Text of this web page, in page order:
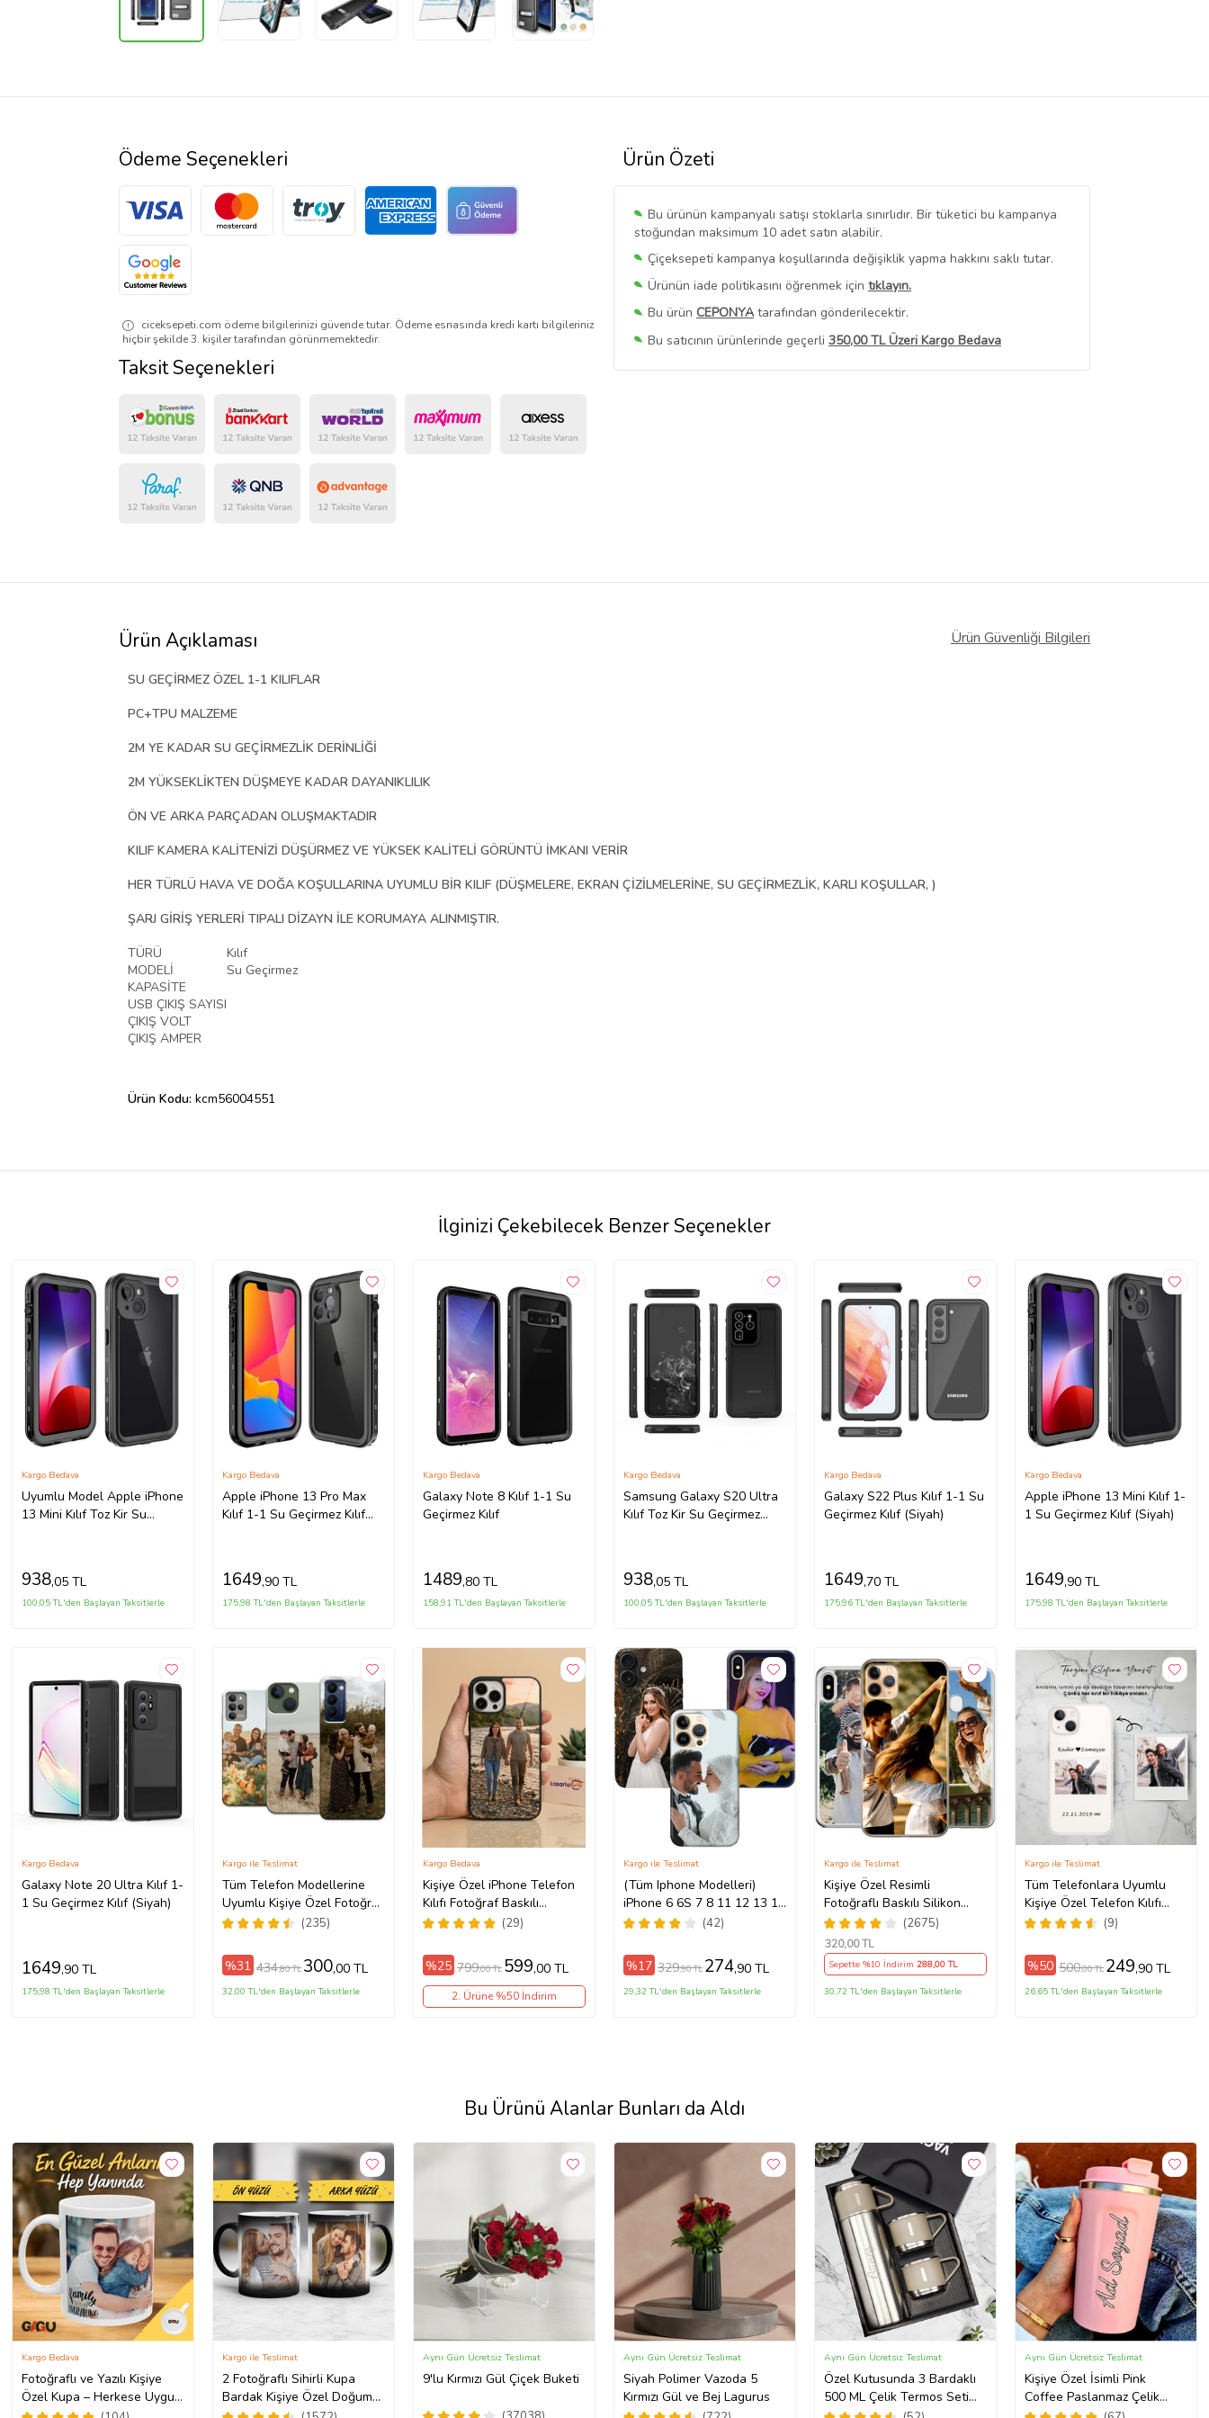
Ürün Özeti
Bu ürünün kampanyalı satışı stoklarla sınırlıdır. Bir tüketici bu kampanya
stoğundan maksimum 10 adet satın alabilir.
Çiçeksepeti kampanya koşullarında değişiklik yapma hakkını saklı tutar.
Ürünün iade politikasını öğrenmek için tıklayın.
Bu ürün CEPONYAtarafından gönderilecektir.
Bu satıcının ürünlerinde geçerli 350,00 TL Üzeri Kargo Bedava
Bu SatıcınınTüm Ürünlerini Görüntüle
Ödeme Seçenekleri
ciceksepeti.com ödeme bilgilerinizi güvende tutar. Ödeme esnasında kredi kartı bilgileriniz
hiçbir şekilde 3. kişiler tarafından görünmemektedir.
Taksit Seçenekleri
Ürün Açıklaması Ürün Güvenliği Bilgileri
​SU GEÇİRMEZ ÖZEL 1-1 KILIFLAR
PC+TPU MALZEME
2M YE KADAR SU GEÇİRMEZLİK DERİNLİĞİ
2M YÜKSEKLİKTEN DÜŞMEYE KADAR DAYANIKLILIK
ÖN VE ARKA PARÇADAN OLUŞMAKTADIR
KILIF KAMERA KALİTENİZİ DÜŞÜRMEZ VE YÜKSEK KALİTELİ GÖRÜNTÜ İMKANI VERİR
HER TÜRLÜ HAVA VE DOĞA KOŞULLARINA UYUMLU BİR KILIF (DÜŞMELERE, EKRAN ÇİZİLMELERİNE, SU GEÇİRMEZLİK, KARLI KOŞULLAR, )
ŞARJ GİRİŞ YERLERİ TIPALI DİZAYN İLE KORUMAYA ALINMIŞTIR.
TÜRÜ
Kılıf
MODELİ
Su Geçirmez
KAPASİTE
USB ÇIKIŞ SAYISI
ÇIKIŞ VOLT
ÇIKIŞ AMPER
Ürün Kodu: kcm56004551
İlginizi Çekebilecek Benzer Seçenekler
Uyumlu Model Apple iPhone
13 Mini Kılıf Toz Kir Su
Kargo Bedava
938,05 TL
100,05 TL'den Başlayan Taksitlerle
Apple iPhone 13 Pro Max
Kılıf 1-1 Su Geçirmez Kılıf
Kargo Bedava
1649,90 TL
175,98 TL'den Başlayan Taksitlerle
Galaxy Note 8 Kılıf 1-1 Su
Geçirmez Kılıf
Kargo Bedava
1489,80 TL
158,91 TL'den Başlayan Taksitlerle
Samsung Galaxy S20 Ultra
Kılıf Toz Kir Su Geçirmez
Kargo Bedava
938,05 TL
100,05 TL'den Başlayan Taksitlerle
Galaxy S22 Plus Kılıf 1-1 Su
Geçirmez Kılıf (Siyah)
Kargo Bedava
1649,70 TL
175,96 TL'den Başlayan Taksitlerle
Apple iPhone 13 Mini Kılıf 1-
1 Su Geçirmez Kılıf (Siyah)
Kargo Bedava
1649,90 TL
175,98 TL'den Başlayan Taksitlerle
Galaxy Note 20 Ultra Kılıf 1-
1 Su Geçirmez Kılıf (Siyah)
Kargo Bedava
1649,90 TL
175,98 TL'den Başlayan Taksitlerle
Tüm Telefon Modellerine
Uyumlu Kişiye Özel Fotoğraf
Baskılı Telefon Kılıfı
(235)
Kargo ile Teslimat
%31 434,80 TL 300,00 TL
32,00 TL'den Başlayan Taksitlerle
Kişiye Özel iPhone Telefon
Kılıfı Fotoğraf Baskılı
11/13/14/14Pro/14ProMax/15/15Pro/15ProMax/16/16e/16Plus/16Pro/16ProMax/17/17Air/17Pro/17ProMax
(29)
Kargo Bedava
%25 799,00 TL 599,00 TL
2. Ürüne %50 İndirim
(Tüm Iphone Modelleri)
iPhone 6 6S 7 8 11 12 13 14
15 16 17 Pro Max Plus Mini
Fotoğraflı Kılıf
(42)
Kargo ile Teslimat
%17 329,90 TL 274,90 TL
29,32 TL'den Başlayan Taksitlerle
Kişiye Özel Resimli
Fotoğraflı Baskılı Silikon
Telefon Kılıfı Kapak Kılıf
(Telefon Modelleri
Açıklamada)
(2675)
Kargo ile Teslimat
320,00 TL
Sepette %10 İndirim288,00 TL
30,72 TL'den Başlayan Taksitlerle
Tüm Telefonlara Uyumlu
Kişiye Özel Telefon Kılıfı
Tüm Modeller Açıklamada
(9)
Kargo ile Teslimat
%50 500,00 TL 249,90 TL
26,65 TL'den Başlayan Taksitlerle
Bu Ürünü Alanlar Bunları da Aldı
Fotoğraflı ve Yazılı Kişiye
Özel Kupa – Herkese Uygun
Kargo Bedava
2 Fotoğraflı Sihirli Kupa
Bardak Kişiye Özel Doğum
Kargo ile Teslimat
9'lu Kırmızı Gül Çiçek Buketi
Aynı Gün Ücretsiz Teslimat
Siyah Polimer Vazoda 5
Kırmızı Gül ve Bej Lagurus
Aynı Gün Ücretsiz Teslimat
Özel Kutusunda 3 Bardaklı
500 ML Çelik Termos Seti
Aynı Gün Ücretsiz Teslimat
Kişiye Özel İsimli Pink
Coffee Paslanmaz Çelik
Aynı Gün Ücretsiz Teslimat